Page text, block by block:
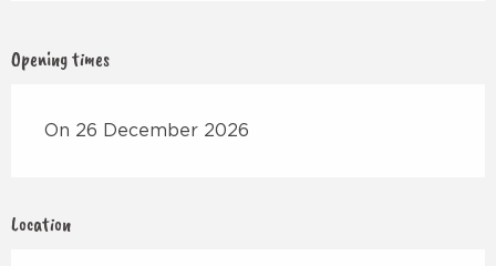
Opening times
On 26 December 2026
Location